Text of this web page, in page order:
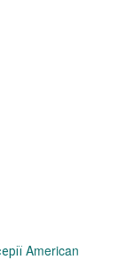
American